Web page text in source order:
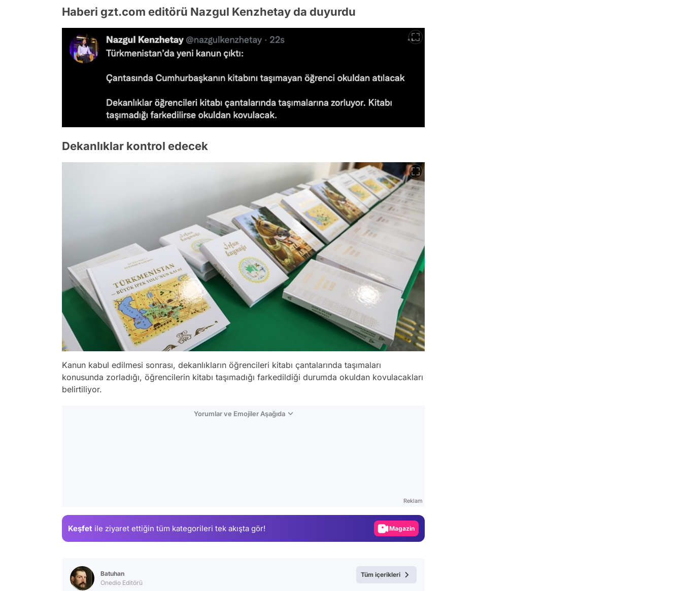
Haberi gzt.com editörü Nazgul Kenzhetay da duyurdu
Dekanlıklar kontrol edecek
Kanun kabul edilmesi sonrası, dekanlıkların öğrencileri kitabı çantalarında taşımaları
konusunda zorladığı, öğrencilerin kitabı taşımadığı farkedildiği durumda okuldan kovulacakları
belirtiliyor.
Yorumlar ve Emojiler Aşağıda
Reklam
Keşfet ile ziyaret ettiğin tüm kategorileri tek akışta gör! Magazin
Batuhan
Onedio Editörü
Tüm içerikleri